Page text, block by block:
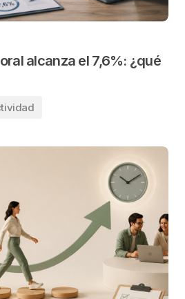
alcanza el 7,6%: ¿qué